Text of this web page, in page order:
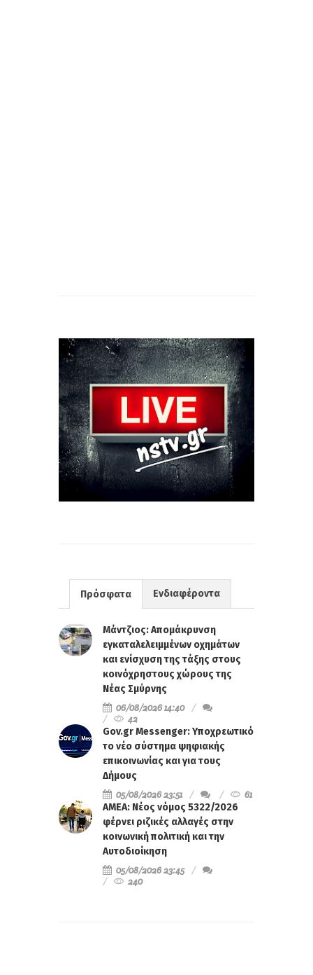
Πρόσφατα Ενδιαφέροντα
Μάντζιος: Απομάκρυνση
εγκαταλελειμμένων οχημάτων
και ενίσχυση της τάξης στους
κοινόχρηστους χώρους της
Νέας Σμύρνης
06/08/2026 14:40
42
Gov.gr Messenger: Υποχρεωτικό
το νέο σύστημα ψηφιακής
επικοινωνίας και για τους
Δήμους
05/08/2026 23:51
61
ΑΜΕΑ: Νέος νόμος 5322/2026
φέρνει ριζικές αλλαγές στην
κοινωνική πολιτική και την
Αυτοδιοίκηση
05/08/2026 23:45
240